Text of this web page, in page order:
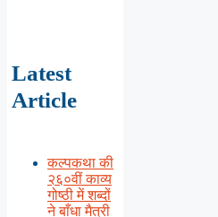
Latest
Article
कल्पकथा की
२६०वीं काव्य
गोष्ठी में शब्दों
ने बाँधा मैत्री